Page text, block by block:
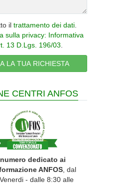
il trattamento dei dati
sulla privacy: Informativa
13 D.Lgs. 196/03
CENTRI ANFOS
numero dedicato ai
ANFOS , dal
- dalle 8:30 alle